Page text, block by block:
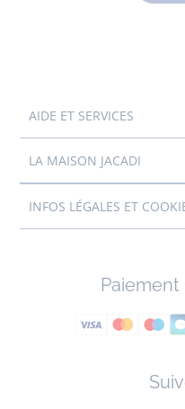
AIDE ET SERVICES
LA MAISON JACADI
INFOS LÉGALES ET
Paiement